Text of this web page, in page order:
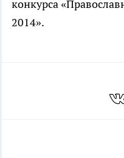
конкурса
2014».